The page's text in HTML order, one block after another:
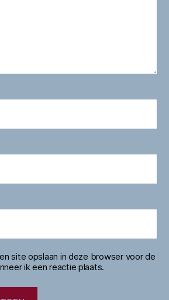
site opslaan in deze browser voor de
ik een reactie plaats.